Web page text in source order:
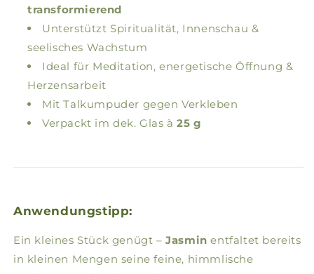
transformierend
Unterstützt Spiritualität, Innenschau &
seelisches Wachstum
Ideal für Meditation, energetische Öffnung &
Herzensarbeit
Mit Talkumpuder gegen Verkleben
Verpackt im dek. Glas à25 g
Anwendungstipp:
Ein kleines Stück genügt –Jasminentfaltet bereits
in kleinen Mengen seine feine, himmlische